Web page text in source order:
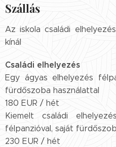
Szállás
Az iskola családi
kínál
Családi elhelyezés
Egy ágyas elhelyezés
fürdőszoba használattal
180 EUR / hét
Kiemelt családi
félpanzióval, saját
230 EUR / hét